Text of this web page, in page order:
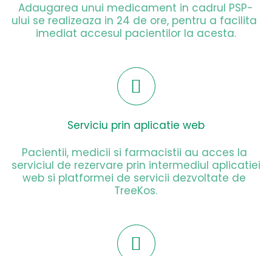
YOUR CART IS EMPTY!
Adaugarea unui medicament in cadrul PSP-
ului se realizeaza in 24 de ore, pentru a facilita
imediat accesul pacientilor la acesta.
Serviciu prin aplicatie web
Pacientii, medicii si farmacistii au acces la
serviciul de rezervare prin intermediul aplicatiei
web si platformei de servicii dezvoltate de
TreeKos.